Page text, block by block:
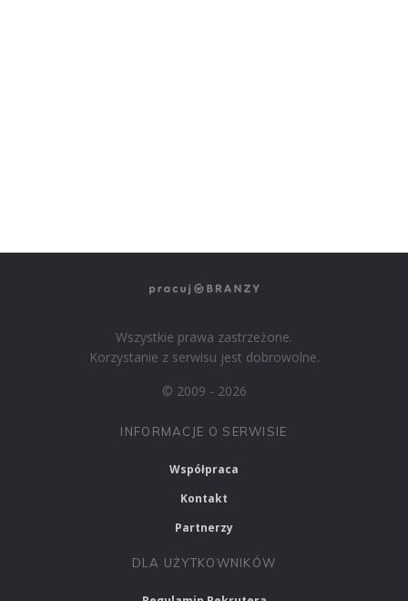
Wszystkie prawa zastrzeżone.
Korzystanie z serwisu jest dobrowolne.
© 2009 - 2026
INFORMACJE O SERWISIE
Współpraca
Kontakt
Partnerzy
DLA UŻYTKOWNIKÓW